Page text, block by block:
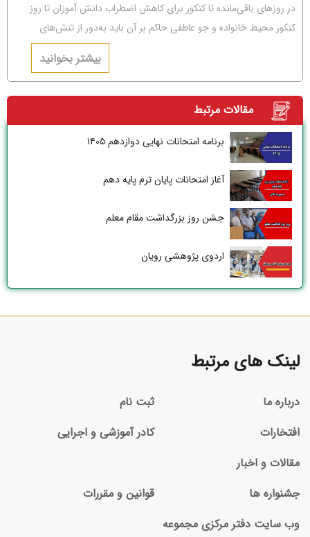
در روزهای باقی‌مانده تا کنکور برای کاهش اضطراب دانش آموزان تا روز
کنکور محیط خانواده و جو عاطفی حاکم بر آن باید به‌دور از تنش‌های
بیشتر بخوانید
مقالات مرتبط
برنامه امتحانات نهایی دوازدهم ۱۴۰۵
آغاز امتحانات پایان ترم پایه دهم
جشن روز بزرگداشت مقام معلم
اردوی پژوهشی رویان
لینک های مرتبط
درباره ما
ثبت نام
افتخارات
کادر آموزشی و اجرایی
مقالات و اخبار
جشنواره ها
قوانین و مقررات
وب سایت دفتر مرکزی مجموعه